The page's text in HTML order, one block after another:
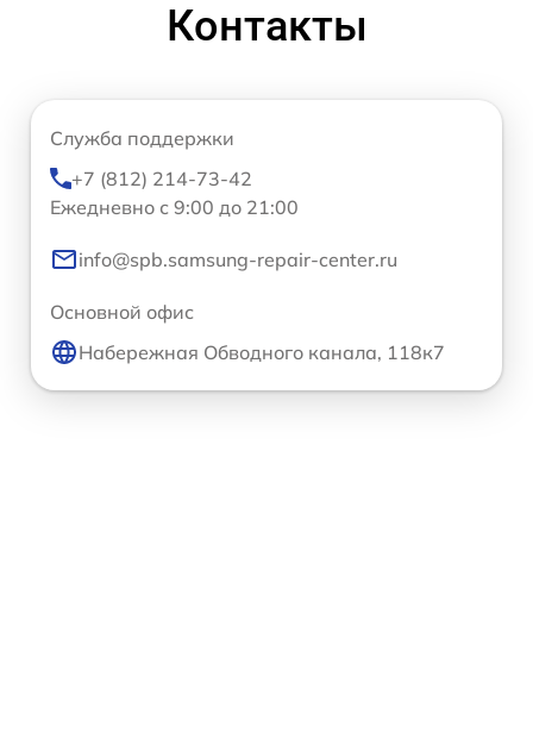
Контакты
Служба поддержки
+7 (812) 214-73-42
Ежедневно с 9:00 до 21:00
info@spb.samsung-repair-center.ru
Основной офис
Набережная Обводного канала, 118к7